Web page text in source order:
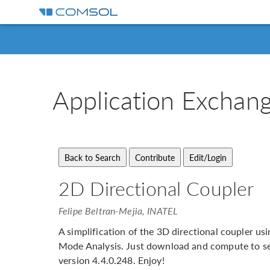
Application
2D Directional Coupler
Felipe Beltran-Mejia, INATEL
A simplification of the 3D directional coupler
Mode Analysis. Just download and compute to
version 4.4.0.248. Enjoy!